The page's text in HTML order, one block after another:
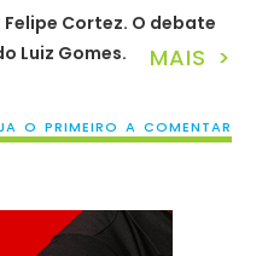
Cortez. O debate
Luiz Gomes.
MAIS >
O PRIMEIRO A COMENTAR